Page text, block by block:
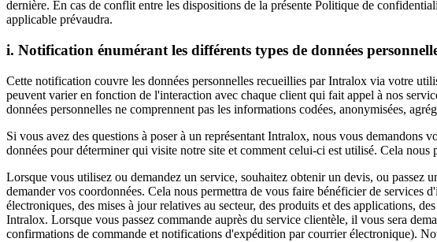
dernière. En cas de conflit entre les dispositions de la présente Politique de
applicable prévaudra.
i. Notification énumérant les différents types de données
Cette notification couvre les données personnelles recueillies par Intralox via votre
peuvent varier en fonction de l'interaction avec chaque client qui fait appel à nos
données personnelles ne comprennent pas les informations codées, anonymisées,
Si vous avez des questions à poser à un représentant Intralox, nous vous
données pour déterminer qui visite notre site et comment celui-ci est utilisé. Cela nous
Lorsque vous utilisez ou demandez un service, souhaitez obtenir un devis, ou passez
demander vos coordonnées. Cela nous permettra de vous faire bénéficier de
électroniques, des mises à jour relatives au secteur, des produits et des applications,
Intralox. Lorsque vous passez commande auprès du service clientèle, il vous sera
confirmations de commande et notifications d'expédition par courrier électronique).